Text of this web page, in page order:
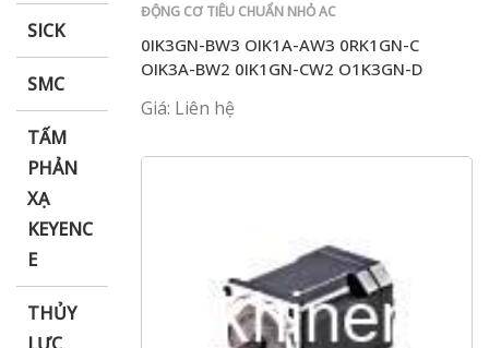
SICK
SMC
TẤM
PHẢN
XẠ
KEYENC
E
THỦY
ĐỘNG CƠ TIÊU CHUẨN NHỎ AC
0IK3GN-BW3 OIK1A-AW3 0RK1GN-C
OIK3A-BW2 0IK1GN-CW2 O1K3GN-D
Giá: Liên hệ